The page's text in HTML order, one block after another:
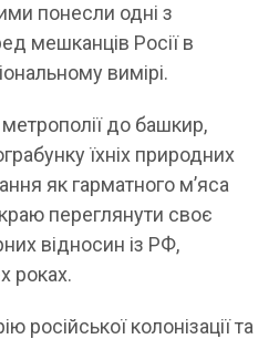
понесли одні з
мешканців Росії в
вимірі.
до башкир,
їхніх природних
як гарматного м’яса
переглянути своє
відносин із РФ,
роках.
російської колонізації та